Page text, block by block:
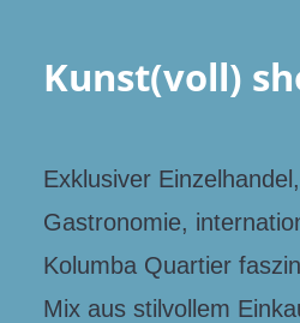
Kunst(voll)
Exklusiver
Gastronomie,
Kolumba Quartier
Mix aus stilvollem